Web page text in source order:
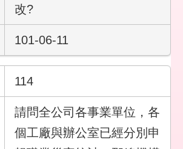
改?
101-06-11
114
請問全公司各事業單位，各
個工廠與辦公室已經分別申